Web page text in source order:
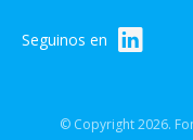
Seguinos en
© Copyright 2026.